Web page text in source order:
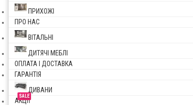
ПРИХОЖІ
ПРО НАС
ВІТАЛЬНІ
ДИТЯЧІ МЕБЛІ
ОПЛАТА І ДОСТАВКА
ГАРАНТІЯ
ДИВАНИ
SALE
АКЦІЇ